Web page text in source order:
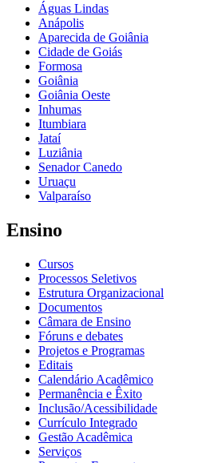
Águas Lindas
Anápolis
Aparecida de Goiânia
Cidade de Goiás
Formosa
Goiânia
Goiânia Oeste
Inhumas
Itumbiara
Jataí
Luziânia
Senador Canedo
Uruaçu
Valparaíso
Ensino
Cursos
Processos Seletivos
Estrutura Organizacional
Documentos
Câmara de Ensino
Fóruns e debates
Projetos e Programas
Editais
Calendário Acadêmico
Permanência e Êxito
Inclusão/Acessibilidade
Currículo Integrado
Gestão Acadêmica
Serviços